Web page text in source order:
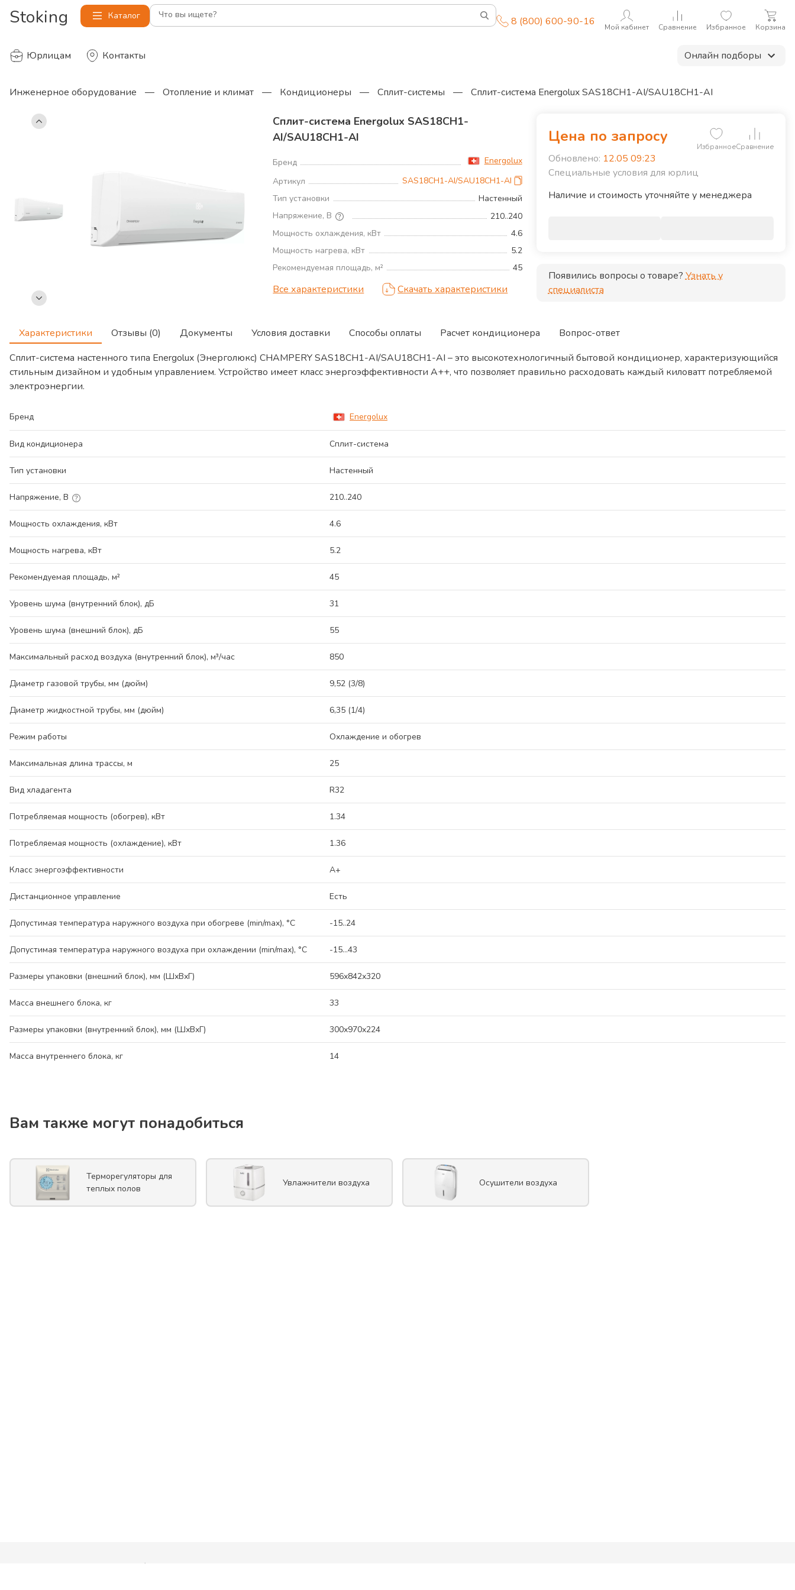
Stoking Каталог Что вы ищете? 8 (800) 600-90-16 Мой кабинет Сравнение Избранное Корзина
Юрлицам Контакты Онлайн подборы
Инженерное оборудование — Отопление и климат — Кондиционеры — Сплит-системы — Сплит-система Energolux SAS18CH1-AI/SAU18CH1-AI
Сплит-система Energolux SAS18CH1-
AI/SAU18CH1-AI
Бренд
Energolux
Артикул
SAS18CH1-AI/SAU18CH1-AI
Тип установки
Настенный
Напряжение, В
210..240
Мощность охлаждения, кВт
4.6
Мощность нагрева, кВт
5.2
Рекомендуемая площадь, м²
45
Вид хладагента
Все характеристики Скачать характеристики
Цена по запросу
ИзбранноеСравнение
Обновлено: 12.05 09:23
Специальные условия для юрлиц
Наличие и стоимость уточняйте у менеджера
Появились вопросы о товаре? Узнать у
специалиста
Характеристики Отзывы (0) Документы Условия доставки Способы оплаты Расчет кондиционера
Вопрос-ответ
Сплит-система настенного типа Energolux (Энерголюкс) CHAMPERY SAS18CH1-AI/SAU18CH1-AI – это высокотехнологичный бытовой кондиционер, характеризующийся
стильным дизайном и удобным управлением. Устройство имеет класс энергоэффективности А++, что позволяет правильно расходовать каждый киловатт потребляемой
электроэнергии.
Бренд Energolux
Вид кондиционера Сплит-система
Тип установки Настенный
Напряжение, В 210..240
Мощность охлаждения, кВт 4.6
Мощность нагрева, кВт 5.2
Рекомендуемая площадь, м² 45
Уровень шума (внутренний блок), дБ 31
Уровень шума (внешний блок), дБ 55
Максимальный расход воздуха (внутренний блок), м³/час 850
Диаметр газовой трубы, мм (дюйм) 9,52 (3/8)
Диаметр жидкостной трубы, мм (дюйм) 6,35 (1/4)
Режим работы Охлаждение и обогрев
Максимальная длина трассы, м 25
Вид хладагента R32
Потребляемая мощность (обогрев), кВт 1.34
Потребляемая мощность (охлаждение), кВт 1.36
Класс энергоэффективности A+
Дистанционное управление Есть
Допустимая температура наружного воздуха при обогреве (min/max), °C -15..24
Допустимая температура наружного воздуха при охлаждении (min/max), °C -15...43
Размеры упаковки (внешний блок), мм (ШхВхГ) 596х842х320
Масса внешнего блока, кг 33
Размеры упаковки (внутренний блок), мм (ШхВхГ) 300х970х224
Масса внутреннего блока, кг 14
Вам также могут понадобиться
Терморегуляторы для
теплых полов
Увлажнители воздуха Осушители воздуха
Компания